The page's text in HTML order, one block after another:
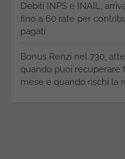
Debiti INPS e INAIL,
fino a 60 rate per
pagati
Bonus Renzi nel 730,
quando puoi recuperare
mese e quando rischi la